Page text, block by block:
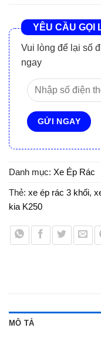
YÊU CẦU GỌI
Vui lòng để lại số
ngay
Danh mục: Xe Ép Rác
Thẻ: xe ép rác 3 khối,
kia K250
MÔ TẢ